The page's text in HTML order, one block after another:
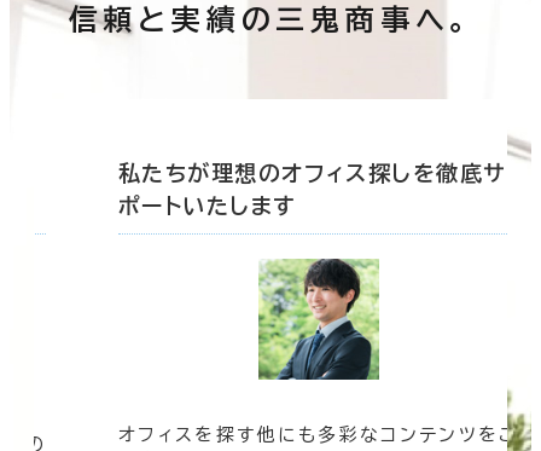
信頼と実績の三鬼商事へ。
の
私たちが理想のオフィス探しを徹底サ
ポートいたします
オフィスを探す他にも多彩なコンテンツをご